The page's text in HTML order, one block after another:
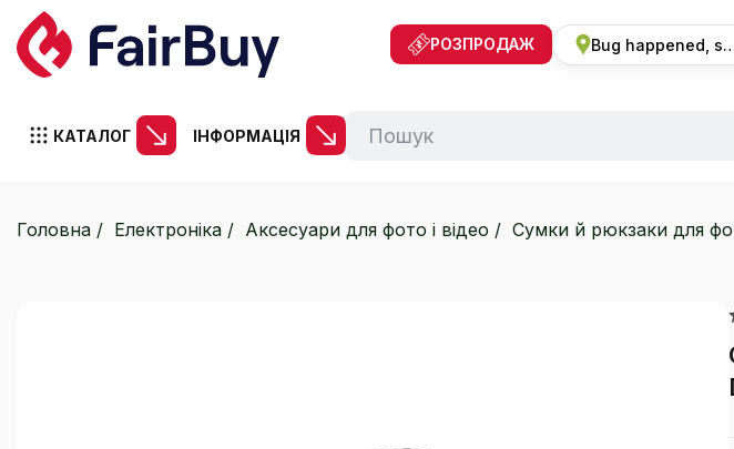
РОЗПРОДАЖ Bug
КАТАЛОГ ІНФОРМАЦІЯ
Головна Електроніка Аксесуари для фото і відео Сумки й рюкзаки для